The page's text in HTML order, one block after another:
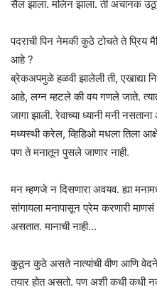
सैल झाला. मलिन झाला. ती अचानक
पदराची पिन नेमकी कुठे टोचते ते प्रिय
आहे ?
ब्रेकअपमुळे हळवी झालेली ती, एखाद्या
आहे, लग्न म्हटले की वय गणले जाते.
जागा झाली. रेवाच्या ध्यानी मनी
मध्यस्थी करेल, व्हिडिओ मधला तिला
पण ते मनातून पुसले जाणार नाही.
मन म्हणजे न दिसणारा अवयव. ह्या
सांगायला मनापासून प्रेम करणारी
असतात. मानाची नाही…
कुठून कुठे असते नात्यांची वीण आणि
तयार होत असतो. पण अशी कधी कधी